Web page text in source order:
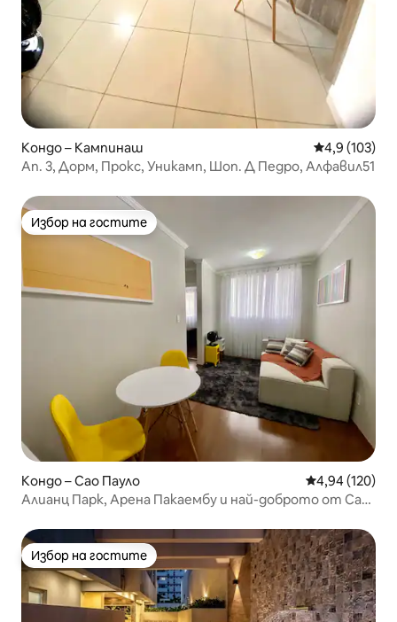
Кондо – Кампинаш Средна
4,9 (103)
Ап. 3, Дорм, Прокс, Уникамп, Шоп. Д Педро, Алфавил51
Избор на гостите
Избор на гостите
Кондо – Сао Пауло Средна
4,94 (120)
Алианц Парк, Арена Пакаембу и най-доброто от Сао
Избор на гостите
Избор на гостите